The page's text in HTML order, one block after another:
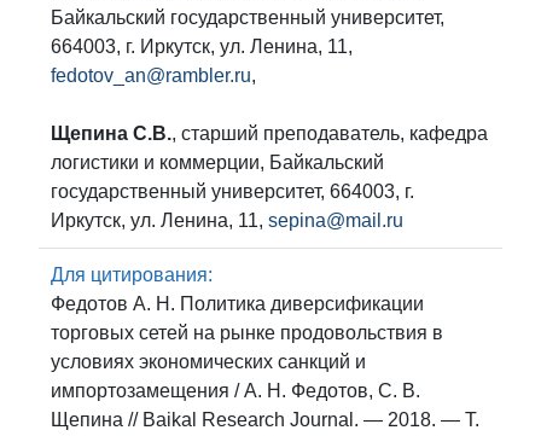
Байкальский государственный университет,
664003, г. Иркутск, ул. Ленина, 11,
fedotov_an@rambler.ru,
Щепина С.В., старший преподаватель, кафедра
логистики и коммерции, Байкальский
государственный университет, 664003, г.
Иркутск, ул. Ленина, 11, sepina@mail.ru
Для цитирования:
Федотов А. Н. Политика диверсификации
торговых сетей на рынке продовольствия в
условиях экономических санкций и
импортозамещения / А. Н. Федотов, С. В.
Щепина // Baikal Research Journal. — 2018. — Т.